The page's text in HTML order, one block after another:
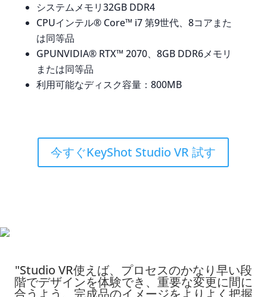
システムメモリ32GB DDR4
CPUインテル® Core™ i7 第9世代、8コアまた
は同等品
GPUNVIDIA® RTX™ 2070、8GB DDR6メモリ
または同等品
利用可能なディスク容量：800MB
今すぐKeyShot Studio VR 試す
"Studio VR使えば、プロセスのかなり早い段
階でデザインを体験でき、重要な変更に間に
合うよう、完成品のイメージをよりよく把握